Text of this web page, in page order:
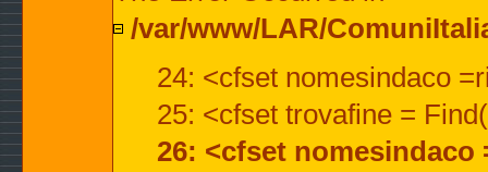
/var/www/LAR/
24: <cfset nomesindaco
25: <cfset trovafine =
26: <cfset